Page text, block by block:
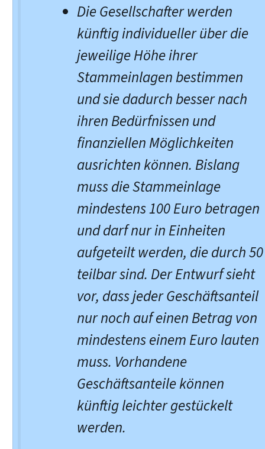
Die Gesellschafter werden
künftig individueller über die
jeweilige Höhe ihrer
Stammeinlagen bestimmen
und sie dadurch besser nach
ihren Bedürfnissen und
finanziellen Möglichkeiten
ausrichten können. Bislang
muss die Stammeinlage
mindestens 100 Euro betragen
und darf nur in Einheiten
aufgeteilt werden, die durch 50
teilbar sind. Der Entwurf sieht
vor, dass jeder Geschäftsanteil
nur noch auf einen Betrag von
mindestens einem Euro lauten
muss. Vorhandene
Geschäftsanteile können
künftig leichter gestückelt
werden.